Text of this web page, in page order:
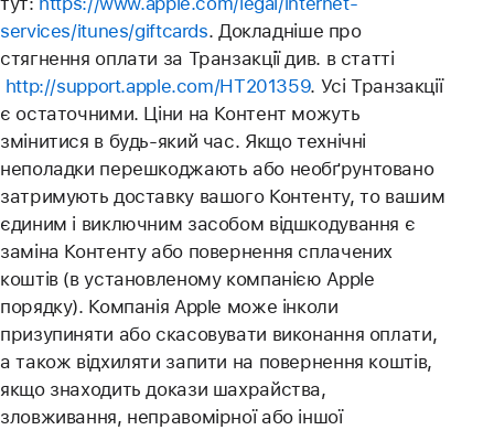
services/itunes/giftcards. Докладніше про
стягнення оплати за Транзакції див. в статті
http://support.apple.com/HT201359. Усі Транзакції
є остаточними. Ціни на Контент можуть
змінитися в будь-який час. Якщо технічні
неполадки перешкоджають або необґрунтовано
затримують доставку вашого Контенту, то вашим
єдиним і виключним засобом відшкодування є
заміна Контенту або повернення сплачених
коштів (в установленому компанією Apple
порядку). Компанія Apple може інколи
призупиняти або скасовувати виконання оплати,
а також відхиляти запити на повернення коштів,
якщо знаходить докази шахрайства,
зловживання, неправомірної або іншої